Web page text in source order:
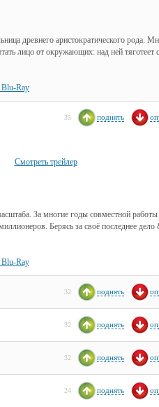
древнего аристократического рода.
лицо от окружающих: над ней тяготеет
Blu-Ray
35 поднять
Смотреть трейлер
За многие годы совместной работы
Берясь за своё последнее дело
Blu-Ray
32 поднять
32 поднять
32 поднять
24 поднять